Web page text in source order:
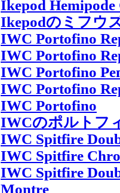
Ikepod
Ikepodのミフウ
IWC Portofino
IWC Portofino
IWC Portofino
IWC Portofino
IWC Portofino
IWCのポルトフ
IWC Spitfire
IWC Spitfire
IWC Spitfire
Montre